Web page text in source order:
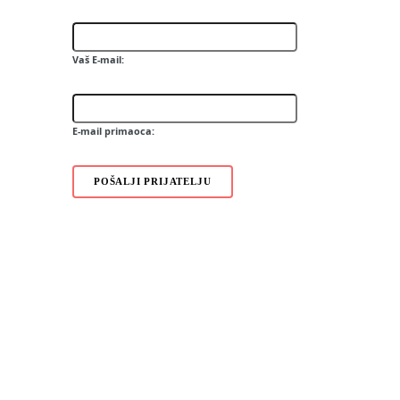
I8000 Omnia II 2GB
SCH-W699
W9705
Vaš E-mail:
E-mail primaoca:
POŠALJI PRIJATELJU